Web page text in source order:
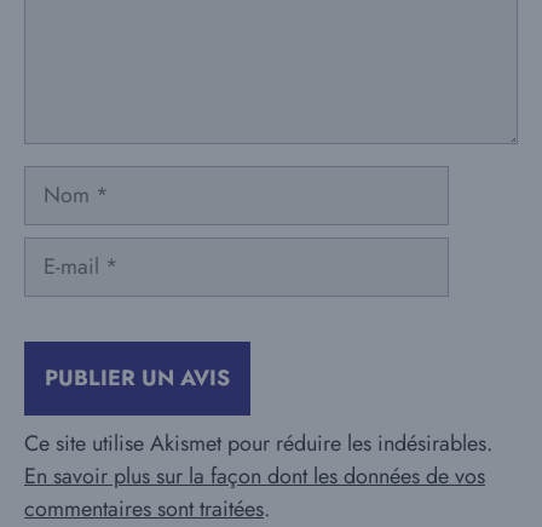
Nom
Ce site utilise Akismet pour réduire les indésirables.
En savoir plus sur la façon dont les données de vos
commentaires sont traitées.